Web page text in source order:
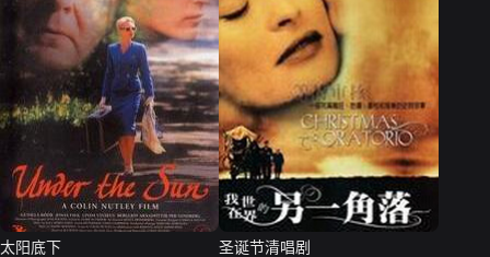
太阳底下
圣诞节清唱剧